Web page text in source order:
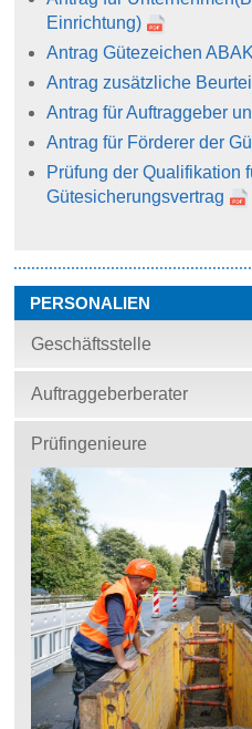
Einrichtung)
Antrag Gütezeichen
Antrag zusätzliche
Antrag für Auftraggeber
Antrag für Förderer der
Prüfung der Qualifikation
Gütesicherungsvertrag
PERSONALIEN
Geschäftsstelle
Auftraggeberberater
Prüfingenieure